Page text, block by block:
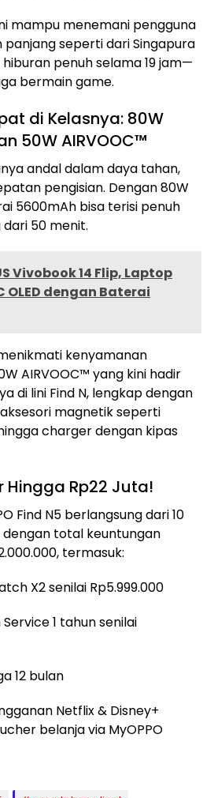
mampu menemani pengguna
seperti dari Singapura
penuh selama 19 jam—
bermain game.
di Kelasnya: 80W
50W AIRVOOC™
andal dalam daya tahan,
pengisian. Dengan 80W
5600mAh bisa terisi penuh
50 menit.
Vivobook 14 Flip, Laptop
OLED dengan Baterai
kenyamanan
AIRVOOC™ yang kini hadir
di lini Find N, lengkap dengan
magnetik seperti
charger dengan kipas
Hingga Rp22 Juta!
Find N5 berlangsung dari 10
dengan total keuntungan
termasuk:
X2 senilai Rp5.999.000
1 tahun senilai
12 bulan
Netflix & Disney+
belanja via MyOPPO